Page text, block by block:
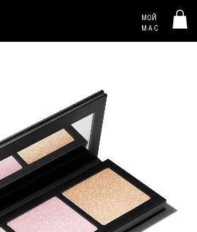
МОЙ
M·A·C